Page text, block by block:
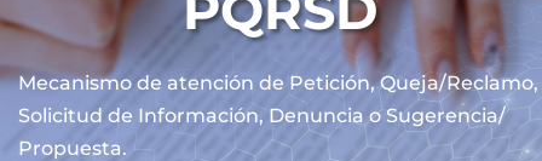
Mecanismo de atención de Petición, Queja/Reclamo,
Solicitud de Información, Denuncia o Sugerencia/
Propuesta.